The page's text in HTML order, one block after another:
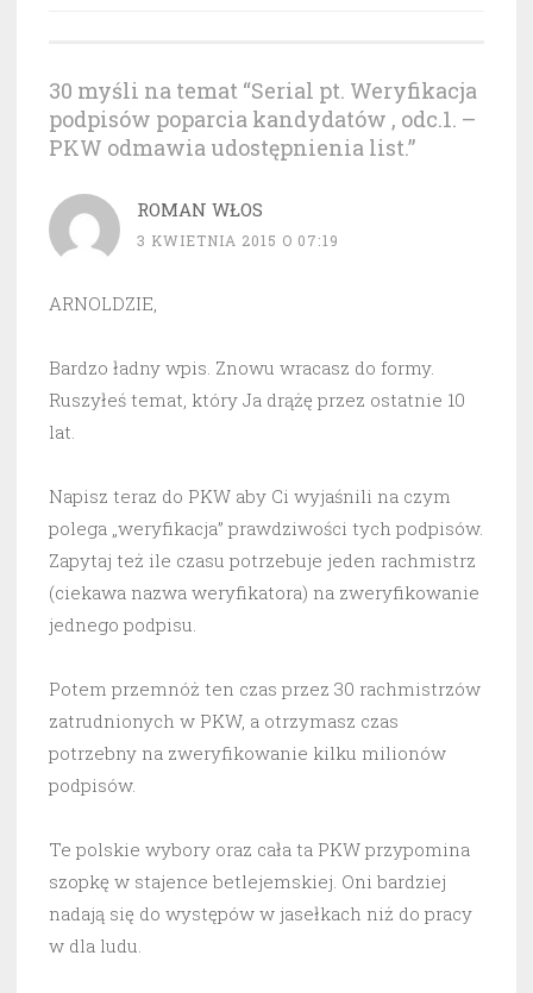
30 myśli na temat “Serial pt. Weryfikacja
podpisów poparcia kandydatów , odc.1. –
PKW odmawia udostępnienia list.”
ROMAN WŁOS
3 KWIETNIA 2015 O 07:19
ARNOLDZIE,
Bardzo ładny wpis. Znowu wracasz do formy.
Ruszyłeś temat, który Ja drążę przez ostatnie 10
lat.
Napisz teraz do PKW aby Ci wyjaśnili na czym
polega „weryfikacja” prawdziwości tych podpisów.
Zapytaj też ile czasu potrzebuje jeden rachmistrz
(ciekawa nazwa weryfikatora) na zweryfikowanie
jednego podpisu.
Potem przemnóż ten czas przez 30 rachmistrzów
zatrudnionych w PKW, a otrzymasz czas
potrzebny na zweryfikowanie kilku milionów
podpisów.
Te polskie wybory oraz cała ta PKW przypomina
szopkę w stajence betlejemskiej. Oni bardziej
nadają się do występów w jasełkach niż do pracy
w dla ludu.